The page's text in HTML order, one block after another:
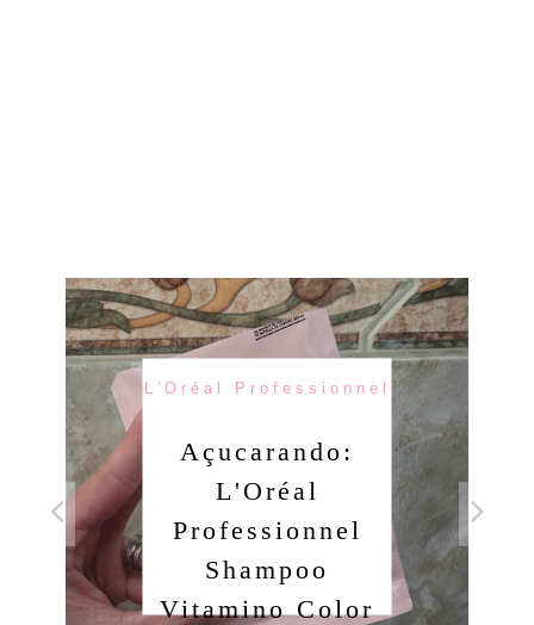
L'Oréal Professionnel
Açucarando:
L'Oréal
Professionnel
Shampoo
Vitamino Color